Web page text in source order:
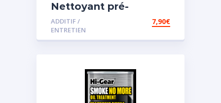
Nettoyant pré-
vidange
ADDITIF /
ENTRETIEN
7,90€